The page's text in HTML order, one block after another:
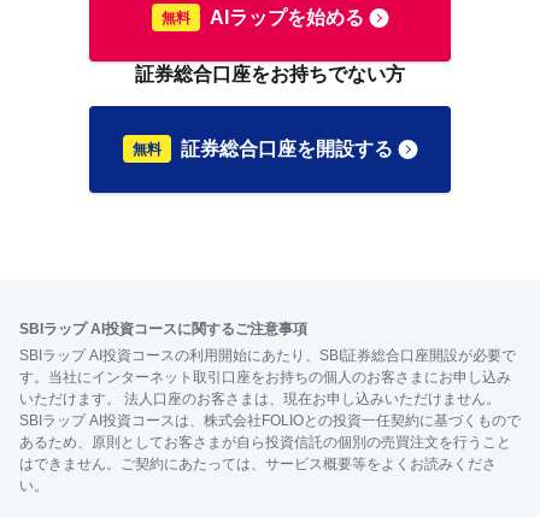
AIラップを始める
証券総合口座をお持ちでない方
証券総合口座を開設する
SBIラップ AI投資コースに関するご注意事項
SBIラップ AI投資コースの利用開始にあたり、SBI証券総合口座開設が必要で
す。当社にインターネット取引口座をお持ちの個人のお客さまにお申し込み
いただけます。 法人口座のお客さまは、現在お申し込みいただけません。
SBIラップ AI投資コースは、株式会社FOLIOとの投資一任契約に基づくもので
あるため、原則としてお客さまが自ら投資信託の個別の売買注文を行うこと
はできません。ご契約にあたっては、サービス概要等をよくお読みくださ
い。